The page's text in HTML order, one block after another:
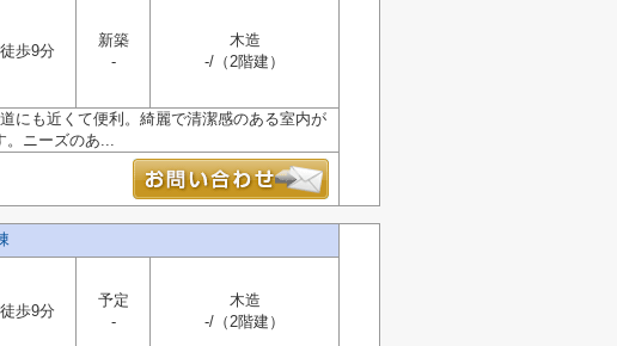
徒歩9分
新築
-
木造
-/（2階建）
にも近くて便利。綺麗で清潔感のある室内が
。ニーズのあ...
徒歩9分
予定
-
木造
-/（2階建）